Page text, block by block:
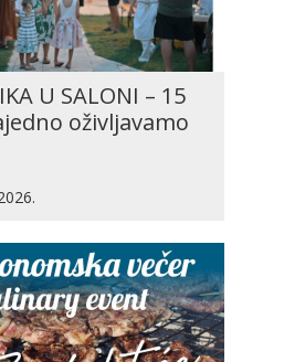
U SALONI – 15
oživljavamo